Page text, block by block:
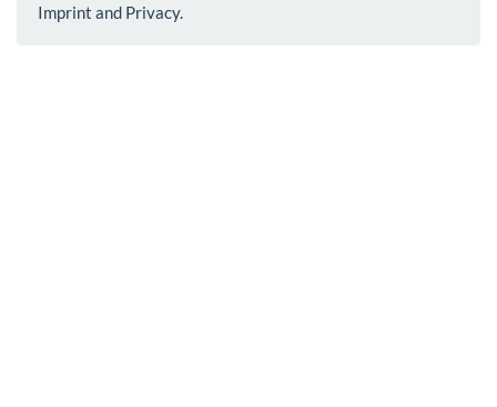
Imprint and Privacy.